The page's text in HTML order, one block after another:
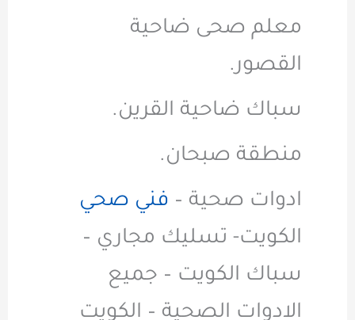
معلم صحى ضاحية
القصور.
سباك ضاحية القرين.
منطقة صبحان.
ادوات صحية – فني صحي
الكويت- تسليك مجاري –
سباك الكويت – جميع
الادوات الصحية – الكويت